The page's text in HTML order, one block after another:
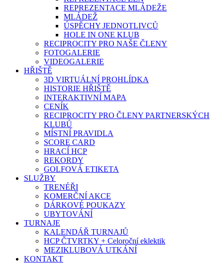
REPREZENTACE MLÁDEŽE
MLÁDEŽ
ÚSPĚCHY JEDNOTLIVCŮ
HOLE IN ONE KLUB
RECIPROCITY PRO NAŠE ČLENY
FOTOGALERIE
VIDEOGALERIE
HŘIŠTĚ
3D VIRTUÁLNÍ PROHLÍDKA
HISTORIE HŘIŠTĚ
INTERAKTIVNÍ MAPA
CENÍK
RECIPROCITY PRO ČLENY PARTNERSKÝCH
KLUBŮ
MÍSTNÍ PRAVIDLA
SCORE CARD
HRACÍ HCP
REKORDY
GOLFOVÁ ETIKETA
SLUŽBY
TRENÉŘI
KOMERČNÍ AKCE
DÁRKOVÉ POUKAZY
UBYTOVÁNÍ
TURNAJE
KALENDÁŘ TURNAJŮ
HCP ČTVRTKY + Celoroční eklektik
MEZIKLUBOVÁ UTKÁNÍ
KONTAKT